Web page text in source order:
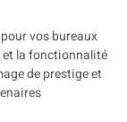
vos bureaux
et la fonctionnalité
de prestige et